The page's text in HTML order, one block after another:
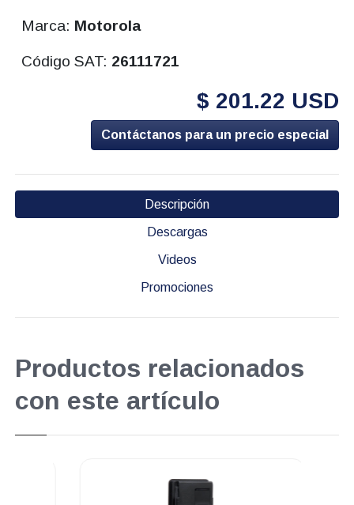
Marca: Motorola
Código SAT: 26111721
$ 201.22 USD
Contáctanos para un precio especial
Descripción
Descargas
Videos
Promociones
Productos relacionados
con este artículo